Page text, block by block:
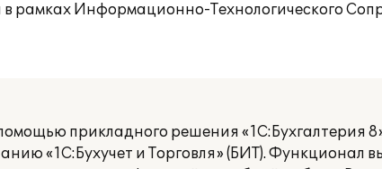
рамках Информационно-Технологического
прикладного решения «1С:Бухгалтерия
«1С:Бухучет и Торговля» (БИТ). Функционал